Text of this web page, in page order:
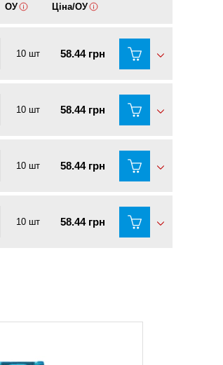
ОУ Ціна/ОУ
10 шт 58.44 грн
10 шт 58.44 грн
10 шт 58.44 грн
10 шт 58.44 грн